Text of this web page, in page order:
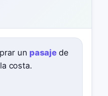
un pasajede
costa.